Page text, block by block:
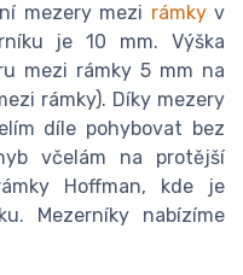
mezery mezi rámkyv
je 10 mm. Výška
mezi rámky 5 mm na
rámky). Díky mezery
díle pohybovat bez
včelám na protější
Hoffman, kde je
Mezerníky nabízíme